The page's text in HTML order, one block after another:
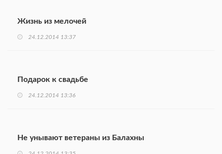
Жизнь из мелочей
24.12.2014 13:37
Подарок к свадьбе
24.12.2014 13:36
Не унывают ветераны из Балахны